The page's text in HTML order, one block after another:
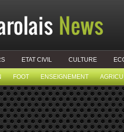
ETAT CIVIL CULTURE
FOOT ENSEIGNEMENT